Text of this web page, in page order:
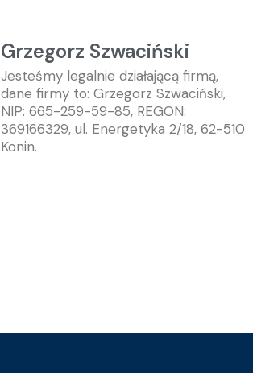
Grzegorz Szwaciński
Jesteśmy legalnie działającą firmą,
dane firmy to: Grzegorz Szwaciński,
NIP: 665-259-59-85, REGON:
369166329, ul. Energetyka 2/18, 62-510
Konin.